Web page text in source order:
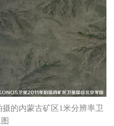
的内蒙古矿区1米分辨率卫